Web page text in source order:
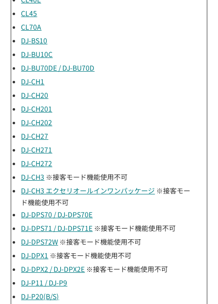
CL45
CL70A
DJ-BS10
DJ-BU10C
DJ-BU70DE / DJ-BU70D
DJ-CH1
DJ-CH20
DJ-CH201
DJ-CH202
DJ-CH27
DJ-CH271
DJ-CH272
DJ-CH3 ※接客モード機能使用不可
DJ-CH3 エクセリオールインワンパッケージ ※接客モー
ド機能使用不可
DJ-DPS70 / DJ-DPS70E
DJ-DPS71 / DJ-DPS71E ※接客モード機能使用不可
DJ-DPS72W ※接客モード機能使用不可
DJ-DPX1 ※接客モード機能使用不可
DJ-DPX2 / DJ-DPX2E ※接客モード機能使用不可
DJ-P11 / DJ-P9
DJ-P20(B/S)